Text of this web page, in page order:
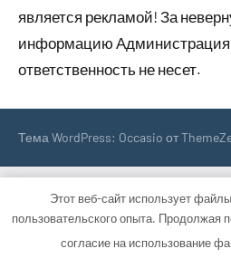
является рекламой! За
информацию Администрация
ответственность не несет.
Тема WordPress: Occasio от
Этот веб-сайт использует
пользовательского опыта. Продолжая
согласие на использование